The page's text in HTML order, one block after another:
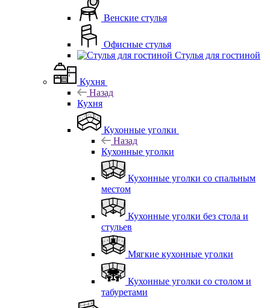
Венские стулья
Офисные стулья
Стулья для гостиной
Кухня
Назад
Кухня
Кухонные уголки
Назад
Кухонные уголки
Кухонные уголки со спальным
местом
Кухонные уголки без стола и
стульев
Мягкие кухонные уголки
Кухонные уголки со столом и
табуретами